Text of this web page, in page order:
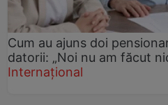
Cum au ajuns doi
datorii: „Noi nu am făcut
Internațional